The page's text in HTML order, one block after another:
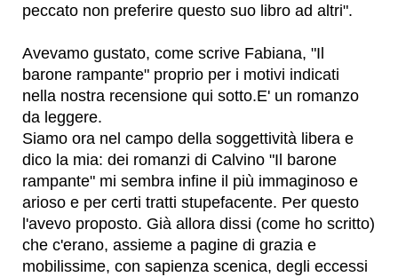
peccato non preferire questo suo libro ad altri".
Avevamo gustato, come scrive Fabiana, "Il
barone rampante" proprio per i motivi indicati
nella nostra recensione qui sotto.E' un romanzo
da leggere.
Siamo ora nel campo della soggettività libera e
dico la mia: dei romanzi di Calvino "Il barone
rampante" mi sembra infine il più immaginoso e
arioso e per certi tratti stupefacente. Per questo
l'avevo proposto. Già allora dissi (come ho scritto)
che c'erano, assieme a pagine di grazia e
mobilissime, con sapienza scenica, degli eccessi